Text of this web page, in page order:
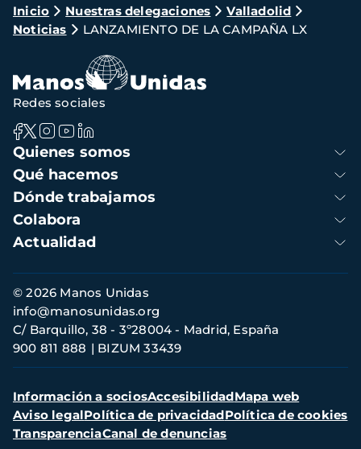
Ruta
de
navegación
Inicio Nuestras delegaciones
Valladolid
Noticias
LANZAMIENTO DE LA CAMPAÑA LX
Navegación
principal
Quienes somos
Qué hacemos
Dónde trabajamos
Colabora
Actualidad
Redes sociales
Información
de
contacto
© 2026 Manos Unidas
C/ Barquillo, 38 - 3º28004 - Madrid, España
900 811 888
BIZUM 33439
info@manosunidas.org
Menú
secundario
Información a sociosAccesibilidadMapa web
Aviso legalPolítica de privacidadPolítica de cookies
TransparenciaCanal de denuncias